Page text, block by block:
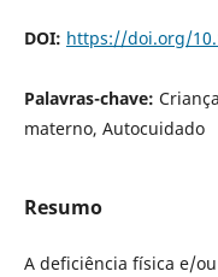
DOI: https://doi.org/
Palavras-chave:
materno, Autocuidado
Resumo
A deficiência física e/